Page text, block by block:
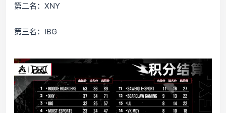
第二名：XNY
第三名：IBG